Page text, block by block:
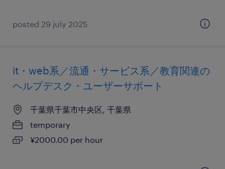
posted 29 july 2025
it・web系／流通・サービス系／教育関連の
ヘルプデスク・ユーザーサポート
千葉県千葉市中央区, 千葉県
temporary
¥2000.00 per hour